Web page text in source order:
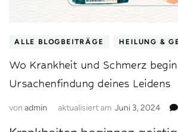
ALLE BLOGBEITRÄGE HEILUNG &
Wo Krankheit und Schmerz
Ursachenfindung deines Leidens
von admin aktualisiert am Juni 3, 2024